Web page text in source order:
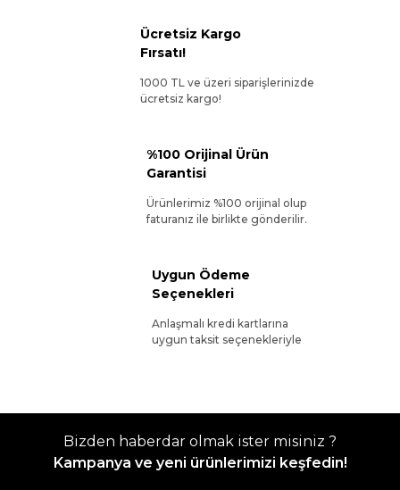
Ücretsiz Kargo
Fırsatı!
1000 TL ve üzeri siparişlerinizde
ücretsiz kargo!
%100 Orijinal Ürün
Garantisi
Ürünlerimiz %100 orijinal olup
faturanız ile birlikte gönderilir.
Uygun Ödeme
Seçenekleri
Anlaşmalı kredi kartlarına
uygun taksit seçenekleriyle
Bizden haberdar olmak ister misiniz ?
Kampanya ve yeni ürünlerimizi keşfedin!